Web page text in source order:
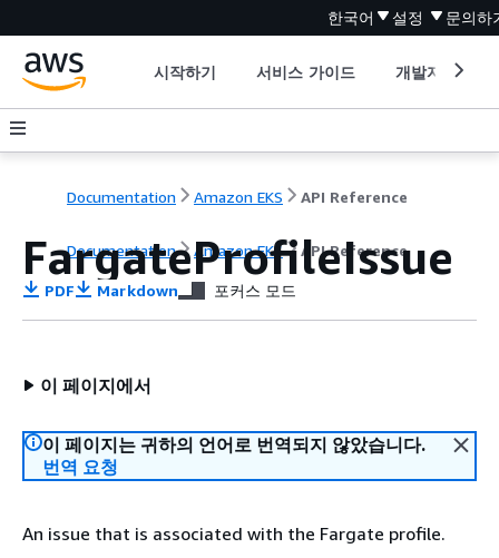
한국어 설정 문의하
시작하기 서비스 가이드 개발자 도구
Documentation Amazon EKS API Reference
Documentation Amazon EKS API Reference
FargateProfileIssue
PDF Markdown 포커스 모드
이 페이지에서
이 페이지는 귀하의 언어로 번역되지 않았습니다.
번역 요청
An issue that is associated with the Fargate profile.